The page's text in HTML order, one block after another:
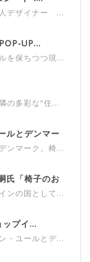
デザイナー ...
UP...
を保ちつつ現...
の多彩な“住...
ルとデンマー
ンマーク。椅...
氏「椅子のお
ンの国として...
プイ...
・ユールとデ...